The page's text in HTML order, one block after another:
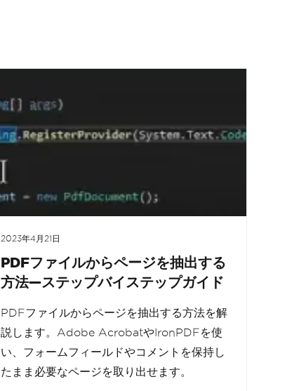
2023年4月21日
PDFファイルからページを抽出する
方法—ステップバイステップガイド
PDFファイルからページを抽出する方法を解
説します。Adobe AcrobatやIronPDFを使
い、フォームフィールドやコメントを保持し
たまま必要なページを取り出せます。